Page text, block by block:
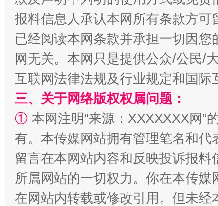
解纷+调解+退费，一次搞定
报料信息人承认本网所有条款方
已经阅读本网条款并承担一切因
网无关。本网只是提供公众/公民/
互联网法律法规及行业规定和国
三、关于网络版权权属问题：
① 本网注明“来源：XXXXXXX网”
有。本传媒网站拥有管理笔名和
留言在本网站内容和反映投诉报
所属网站的一切权力。你在本传
在网站内转载或修改引用。但未